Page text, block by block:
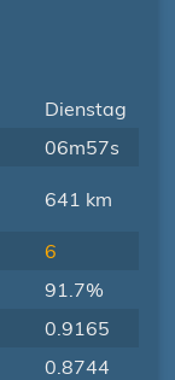
Dienstag
06m57s
641 km
6
91.7%
0.9165
0.8744